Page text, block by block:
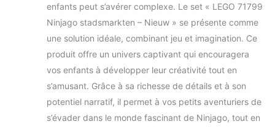
enfants peut s’avérer complexe. Le set « LEGO 71799
Ninjago stadsmarkten – Nieuw » se présente comme
une solution idéale, combinant jeu et imagination. Ce
produit offre un univers captivant qui encouragera
vos enfants à développer leur créativité tout en
s’amusant. Grâce à sa richesse de détails et à son
potentiel narratif, il permet à vos petits aventuriers de
s’évader dans le monde fascinant de Ninjago, tout en